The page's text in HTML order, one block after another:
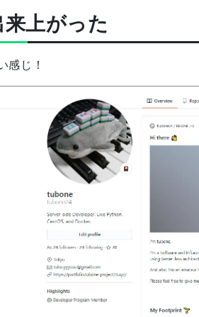
来上がった
感じ！